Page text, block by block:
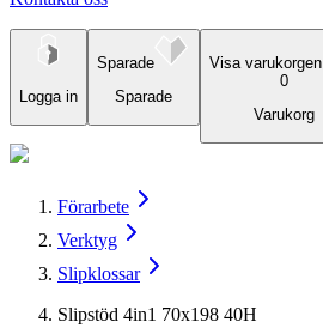
Logga in
Sparade
Sparade
Visa varukorgen
0
Varukorg
Förarbete
Verktyg
Slipklossar
Slipstöd 4in1 70x198 40H